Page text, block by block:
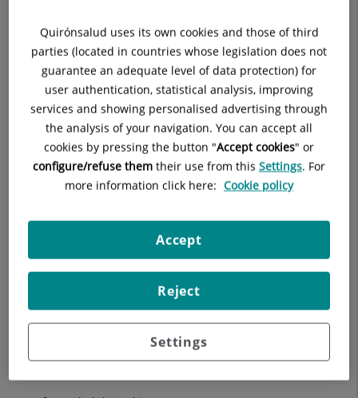
Dolor neuropático.
Mareos.
Vértigos.
Inestabilidad y trastornos de la marcha.
Paralisis facial.
Neuralgias faciales.
Transtornos visuales de causa no oftalmológica periférica.
Epilepsias y transtornos convulsivos de distintas clases.
Cefalea.
Quirónsalud uses its own cookies and those of third
parties (located in countries whose legislation does not
guarantee an adequate level of data protection) for
user authentication, statistical analysis, improving
services and showing personalised advertising through
the analysis of your navigation. You can accept all
cookies by pressing the button "Accept cookies" or
configure/refuse them their use from this Settings. For
more information click here: Cookie policy
Settings
Reject
Accept